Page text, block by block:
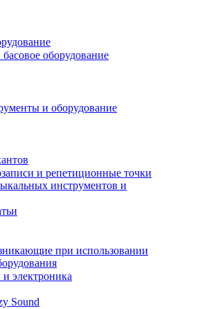
оборудование
и оборудование
и репетиционные точки
инструментов и
при использовании
электроника
Sound